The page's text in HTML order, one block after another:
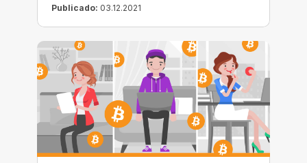
decidido lanzar una nueva y aún más
generosa oferta que durará hasta finales
de 2021. Ahora te pagaremos el triple del
beneficio en todos los niveles de tu red de
recomendaciones. ¿A que suena genial?
Publicado: 03.12.2021